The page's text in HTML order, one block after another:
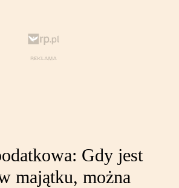
Gdy jest
majątku, można